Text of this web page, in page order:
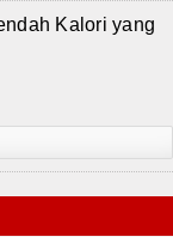
Kalori yang